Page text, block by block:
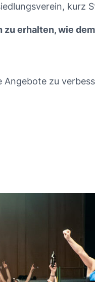
kurz
erhalten, wie
Angebote zu